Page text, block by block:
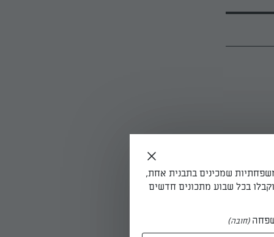
שמכינים בתבנית אחת,
בכל שבוע מתכונים חדשים
(חובה)